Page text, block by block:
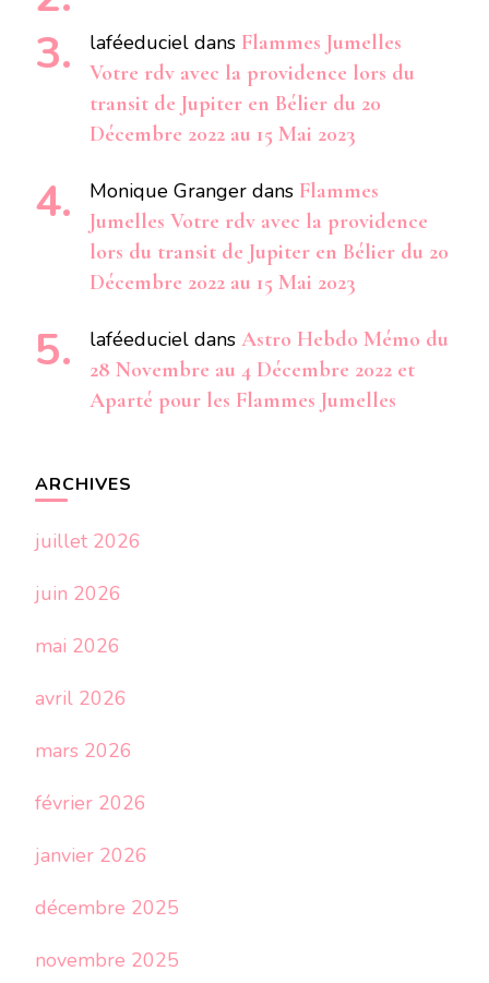
laféeduciel dans Flammes Jumelles
Votre rdv avec la providence lors du
transit de Jupiter en Bélier du 20
Décembre 2022 au 15 Mai 2023
Monique Granger dans Flammes
Jumelles Votre rdv avec la providence
lors du transit de Jupiter en Bélier du 20
Décembre 2022 au 15 Mai 2023
laféeduciel dans Astro Hebdo Mémo du
28 Novembre au 4 Décembre 2022 et
Aparté pour les Flammes Jumelles
ARCHIVES
juillet 2026
juin 2026
mai 2026
avril 2026
mars 2026
février 2026
janvier 2026
décembre 2025
novembre 2025